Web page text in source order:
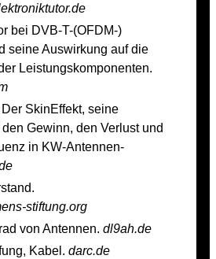
bei DVB-T-(OFDM-)
seine Auswirkung auf die
Leistungskomponenten.
Skin­Effekt, seine
Gewinn, den Verlust und
in KW­-Antennen­-
stiftung.org
von Antennen. dl9ah.de
Kabel. darc.de